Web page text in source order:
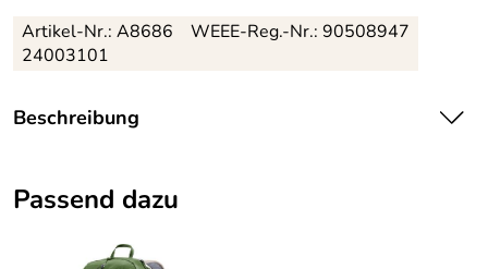
Artikel-Nr.: A8686
24003101
WEEE-Reg.-Nr.: 90508947
Beschreibung
ist ein optisches Highlight. Das eigenständige Design, der
Formsprache als auch im Gewicht, machen die Alpina
Passend dazu